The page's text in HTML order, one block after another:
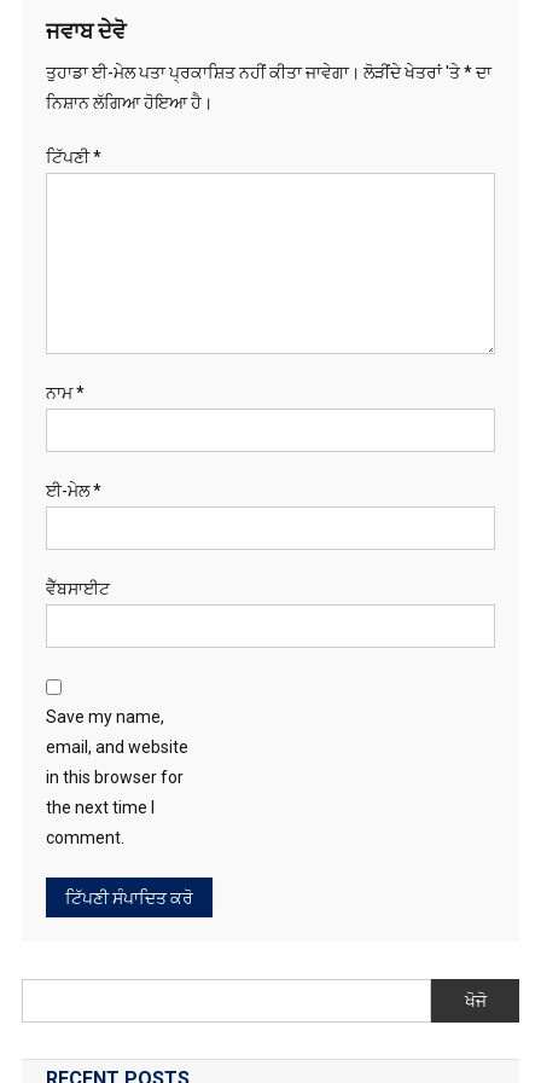
ਜਵਾਬ ਦੇਵੋ
ਤੁਹਾਡਾ ਈ-ਮੇਲ ਪਤਾ ਪ੍ਰਕਾਸ਼ਿਤ ਨਹੀਂ ਕੀਤਾ ਜਾਵੇਗਾ। ਲੋੜੀਂਦੇ ਖੇਤਰਾਂ 'ਤੇ*ਦਾ
ਨਿਸ਼ਾਨ ਲੱਗਿਆ ਹੋਇਆ ਹੈ।
ਟਿੱਪਣੀ*
ਨਾਮ*
ਈ-ਮੇਲ*
ਵੈੱਬਸਾਈਟ
Save my name,
email, and website
in this browser for
the next time I
comment.
ਖੋਜੋ
RECENT POSTS